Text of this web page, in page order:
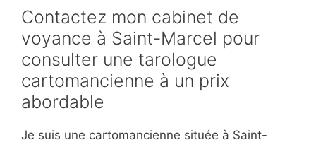
Contactez mon cabinet de
voyance à Saint-Marcel pour
consulter une tarologue
cartomancienne à un prix
abordable
Je suis une cartomancienne située à Saint-